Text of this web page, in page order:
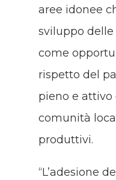
aree idonee
sviluppo
come
rispetto del
pieno e
comunità
produttivi.
“L’adesione